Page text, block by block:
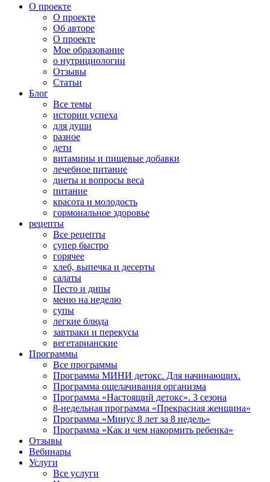
О проекте
О проекте
Об авторе
О проекте
Мое образование
о нутрициологии
Отзывы
Статьи
Блог
Все темы
истории успеха
для души
разное
дети
витамины и пищевые добавки
лечебное питание
диеты и вопросы веса
питание
красота и молодость
гормональное здоровье
рецепты
Все рецепты
супер быстро
горячее
хлеб, выпечка и десерты
салаты
Песто и дипы
меню на неделю
супы
легкие блюда
завтраки и перекусы
вегетарианские
Программы
Все программы
Программа МИНИ детокс. Для начинающих.
Программа ощелачивания организма
Программа «Настоящий детокс». 3 сезона
8-недельная программа «Прекрасная женщина»
Программа «Минус 8 лет за 8 недель»
Программа «Как и чем накормить ребенка»
Отзывы
Вебинары
Услуги
Все услуги